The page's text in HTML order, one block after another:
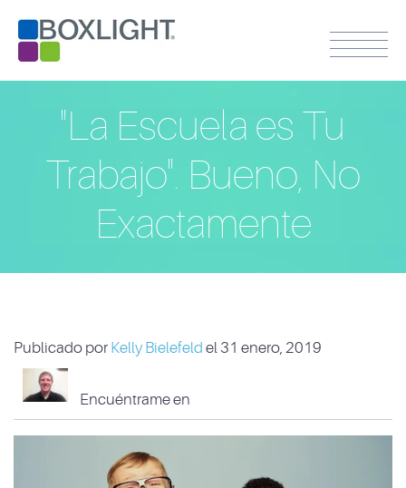
"La Escuela es Tu
Trabajo". Bueno, No
Exactamente
Publicado por Kelly Bielefeld el 31 enero, 2019
Encuéntrame en